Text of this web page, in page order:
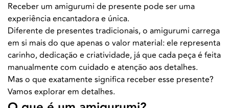
Receber um amigurumi de presente pode ser uma
experiência encantadora e única.
Diferente de presentes tradicionais, o amigurumi carrega
em si mais do que apenas o valor material: ele representa
carinho, dedicação e criatividade, já que cada peça é feita
manualmente com cuidado e atenção aos detalhes.
Mas o que exatamente significa receber esse presente?
Vamos explorar em detalhes.